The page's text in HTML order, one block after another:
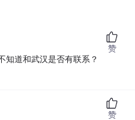
知道和武汉是否有联系？
赞
赞